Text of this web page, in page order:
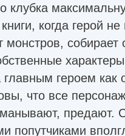
клубка
когда герой не
монстров, собирает
героем как
что все
предают.
попутчиками